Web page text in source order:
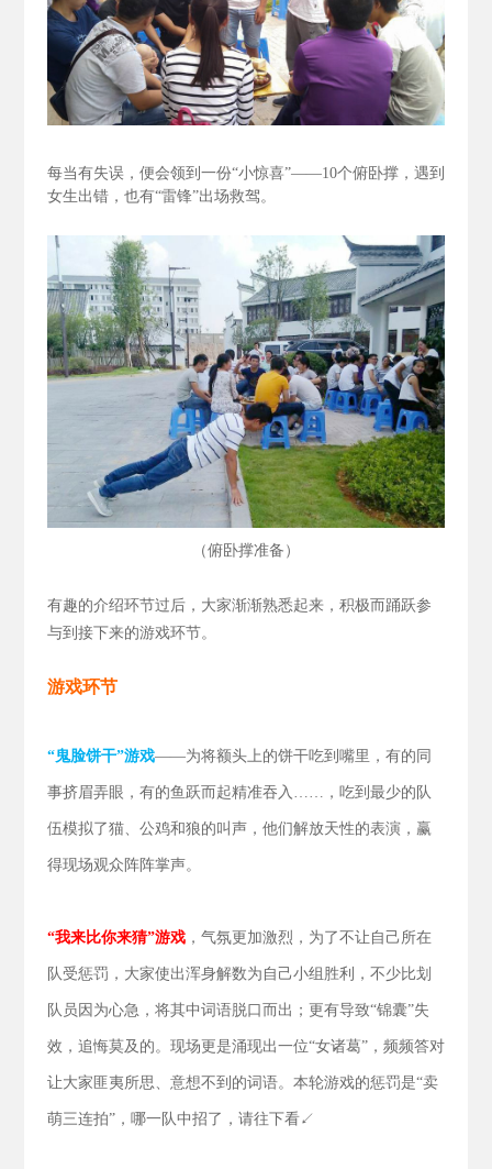
每当有失误，便会领到一份“小惊喜”——10个俯卧撑，遇到
女生出错，也有“雷锋”出场救驾。
（俯卧撑准备 ）
有趣的介绍环节过后，大家渐渐熟悉起来，积极而踊跃参
与到接下来的游戏环节。
游戏环节
“鬼脸饼干”游戏——为将额头上的饼干吃到嘴里，有的同
事挤眉弄眼，有的鱼跃而起精准吞入……，吃到最少的队
伍模拟了猫、公鸡和狼的叫声，他们解放天性的表演，赢
得现场观众阵阵掌声。
“我来比你来猜”游戏，气氛更加激烈，为了不让自己所在
队受惩罚，大家使出浑身解数为自己小组胜利，不少比划
队员因为心急，将其中词语脱口而出；更有导致“锦囊”失
效，追悔莫及的。现场更是涌现出一位“女诸葛”，频频答对
让大家匪夷所思、意想不到的词语。本轮游戏的惩罚是“卖
萌三连拍”，哪一队中招了，请往下看↙